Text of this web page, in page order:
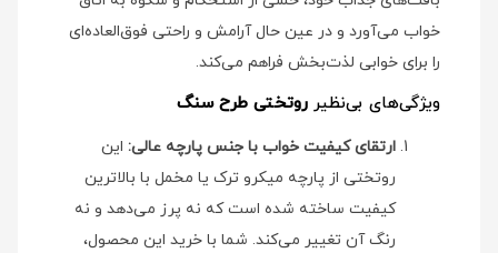
خواب می‌آورد و در عین حال آرامش و راحتی فوق‌العاده‌ای
را برای خوابی لذت‌بخش فراهم می‌کند.
ویژگی‌های بی‌نظیر روتختی طرح سنگ
ارتقای کیفیت خواب با جنس پارچه عالی: این
روتختی از پارچه میکرو ترک یا مخمل با بالاترین
کیفیت ساخته شده است که نه پرز می‌دهد و نه
رنگ آن تغییر می‌کند. شما با خرید این محصول،